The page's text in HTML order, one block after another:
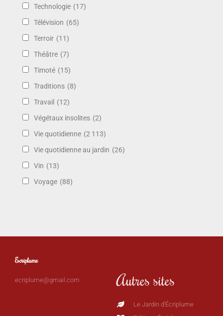
Technologie (17)
Télévision (65)
Terroir (11)
Théâtre (7)
Timoté (15)
Traditions (8)
Travail (12)
Végétaux insolites (2)
Vie quotidienne (2 113)
Vie quotidienne au jardin (26)
Vin (13)
Voyage (88)
Ecriplume
ecriplume@gmail.com Autres sites
Le Jardin d'Écriplume